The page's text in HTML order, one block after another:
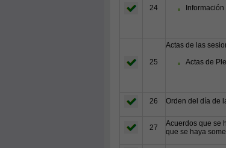
24
25
Actas de las
Actas de
26 Orden del día de
27
Acuerdos que se
que se haya